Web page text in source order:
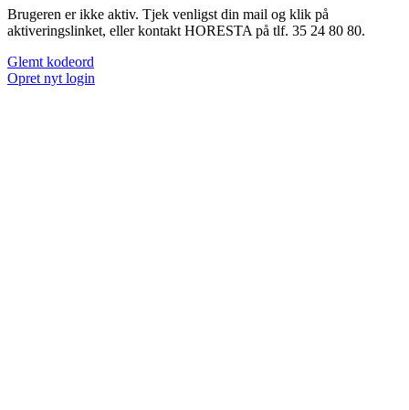
Brugeren er ikke aktiv. Tjek venligst din mail og klik på
aktiveringslinket, eller kontakt HORESTA på tlf. 35 24 80 80.
Glemt kodeord
Opret nyt login